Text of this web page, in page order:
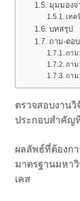
มุมมองจ
เทค
บทสรุป
ถาม-ตอ
ถา
ถาม
ถาม
ตรวจสอบงาน
ประกอบสำคัญ
ผลลัพธ์ที่ต้องกา
มาตรฐานมหา
เคส